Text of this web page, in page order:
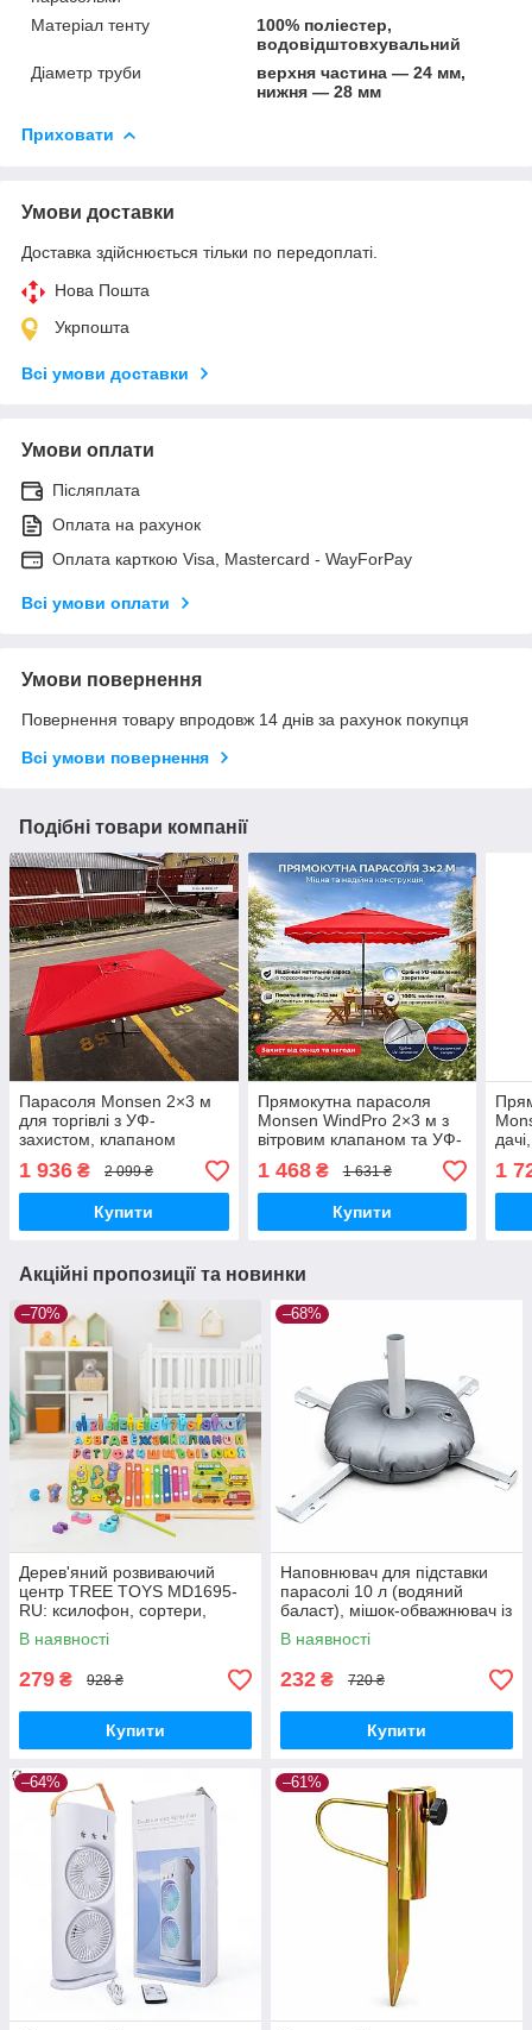
Матеріал тенту
100% поліестер,
водовідштовхувальний
Діаметр труби
верхня частина — 24 мм,
нижня — 28 мм
Приховати
Умови доставки
Доставка здійснюється тільки по передоплаті.
Нова Пошта
Укрпошта
Всі умови доставки
Умови оплати
Післяплата
Оплата на рахунок
Оплата карткою Visa, Mastercard - WayForPay
Всі умови оплати
Умови повернення
Повернення товару впродовж 14 днів за рахунок покупця
Всі умови повернення
Подібні товари компанії
Парасоля Monsen 2×3 м
для торгівлі з УФ-
захистом, клапаном
1 936 ₴ 2 099 ₴
Купити
Прямокутна парасоля
Monsen WindPro 2×3 м з
вітровим клапаном та УФ-
1 468₴ 1 631 ₴
Купити
1
Акційні пропозиції та новинки
–70%
Дерев'яний розвиваючий
центр TREE TOYS MD1695-
RU: ксилофон, сортери,
рибальство, 10 рибок
В наявності
279 ₴ 928 ₴
Купити
–68%
Наповнювач для підставки
парасолі 10 л (водяний
баласт), мішок-обважнювач із
клапаном
В наявності
232 ₴ 720 ₴
Купити
–64% –61%